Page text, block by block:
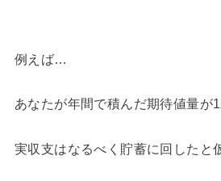
例えば…
あなたが年間で積んだ期待値量が
実収支はなるべく貯蓄に回したと